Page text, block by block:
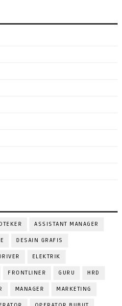
ASSISTANT MANAGER
DESAIN GRAFIS
ELEKTRIK
FRONTLINER GURU HRD
MANAGER MARKETING